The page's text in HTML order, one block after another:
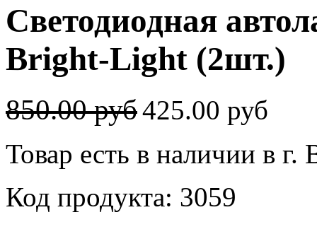
Светодиодная
Bright-Light (2шт.)
850.00 руб425.00 руб
Товар есть в наличии в г.
Код продукта: 3059